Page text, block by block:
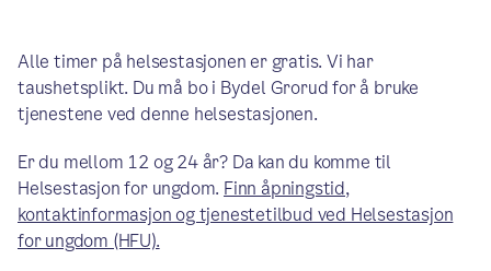
Alle timer på helsestasjonen er gratis. Vi har
taushetsplikt. Du må bo i Bydel Grorud for å bruke
tjenestene ved denne helsestasjonen.
Er du mellom 12 og 24 år? Da kan du komme til
Helsestasjon for ungdom. Finn åpningstid,
kontaktinformasjon og tjenestetilbud ved Helsestasjon
for ungdom (HFU).